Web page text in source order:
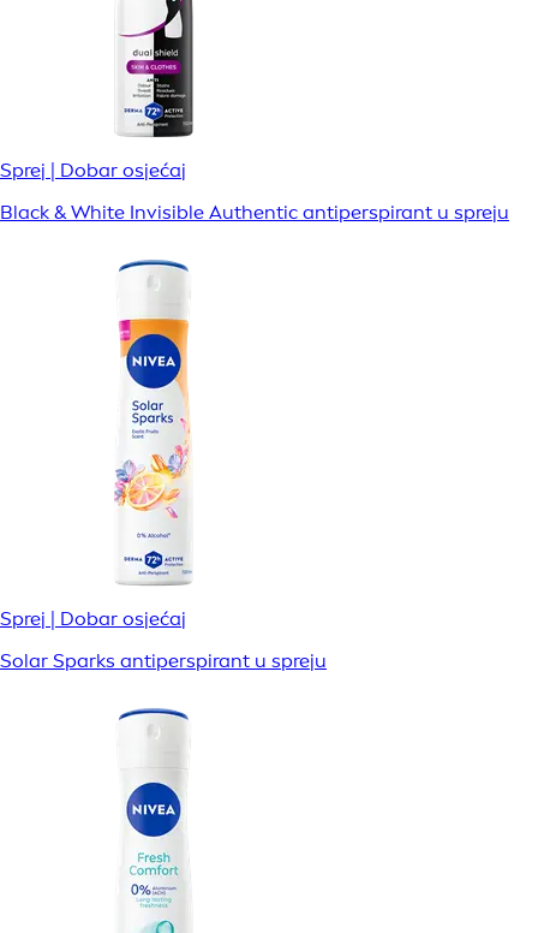
Sprej | Dobar osjećaj
Black & White Invisible Authentic antiperspirant u spreju
Sprej | Dobar osjećaj
Solar Sparks antiperspirant u spreju